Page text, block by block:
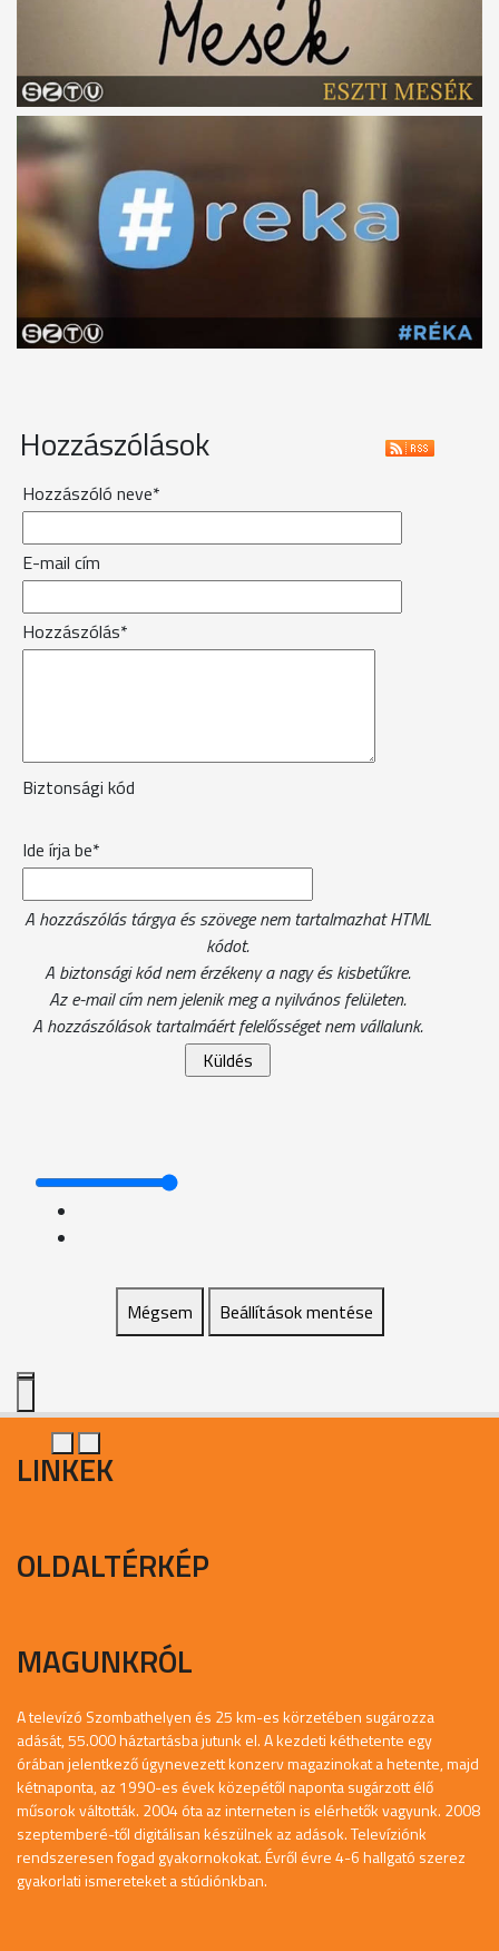
Hozzászólások
Hozzászóló neve*
E-mail cím
Hozzászólás*
Biztonsági kód
Ide írja be*
A hozzászólás tárgya és szövege nem tartalmazhat HTML
kódot.
A biztonsági kód nem érzékeny a nagy és kisbetűkre.
Az e-mail cím nem jelenik meg a nyilvános felületen.
A hozzászólások tartalmáért felelősséget nem vállalunk.
Mégsem Beállítások mentése
LINKEK
OLDALTÉRKÉP
MAGUNKRÓL
A televízó Szombathelyen és 25 km-es körzetében sugározza
adását, 55.000 háztartásba jutunk el. A kezdeti kéthetente egy
órában jelentkező úgynevezett konzerv magazinokat a hetente, majd
kétnaponta, az 1990-es évek közepétől naponta sugárzott élő
műsorok váltották. 2004 óta az interneten is elérhetők vagyunk. 2008
szeptemberé-től digitálisan készülnek az adások. Televíziónk
rendszeresen fogad gyakornokokat. Évről évre 4-6 hallgató szerez
gyakorlati ismereteket a stúdiónkban.